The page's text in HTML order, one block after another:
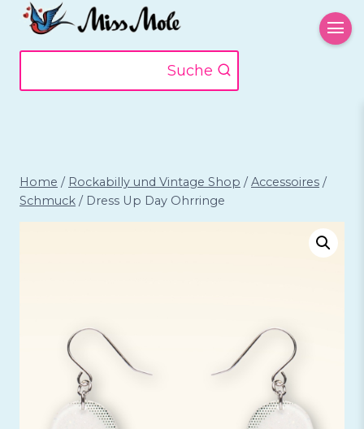
Zum
Inhalt
springen
Suche
Home / Rockabilly und Vintage Shop / Accessoires /
Schmuck / Dress Up Day Ohrringe